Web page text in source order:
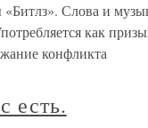
«Битлз». Слова и
как
конфликта
есть.